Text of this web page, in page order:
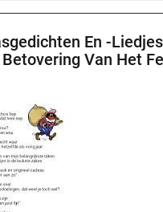
En -
Van Het